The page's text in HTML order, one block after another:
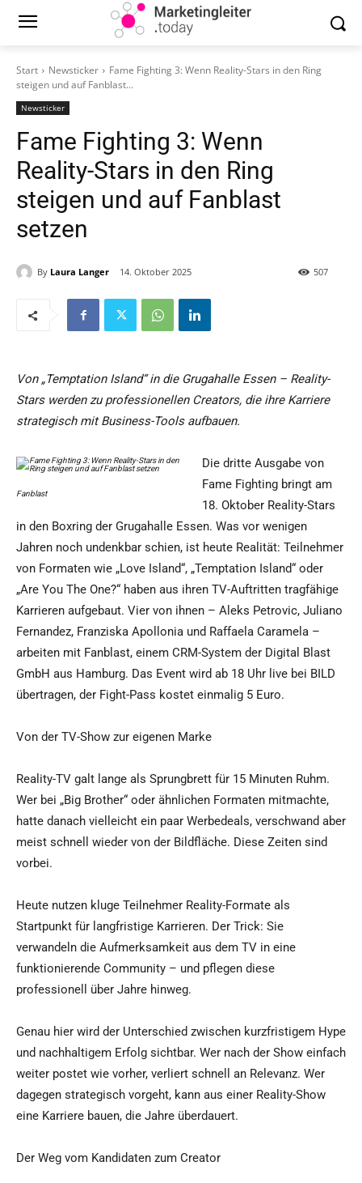
Start Newsticker
Fame Fighting 3: Wenn Reality-Stars in den Ring
steigen und auf Fanblast...
Newsticker
Fame Fighting 3: Wenn
Reality-Stars in den Ring
steigen und auf Fanblast
setzen
By Laura Langer 14. Oktober 2025 507
Von „Temptation Island“ in die Grugahalle Essen – Reality-
Stars werden zu professionellen Creators, die ihre Karriere
strategisch mit Business-Tools aufbauen.
Fanblast
Die dritte Ausgabe von
Fame Fighting bringt am
18. Oktober Reality-Stars
in den Boxring der Grugahalle Essen. Was vor wenigen
Jahren noch undenkbar schien, ist heute Realität: Teilnehmer
von Formaten wie „Love Island“, „Temptation Island“ oder
„Are You The One?“ haben aus ihren TV-Auftritten tragfähige
Karrieren aufgebaut. Vier von ihnen – Aleks Petrovic, Juliano
Fernandez, Franziska Apollonia und Raffaela Caramela –
arbeiten mit Fanblast, einem CRM-System der Digital Blast
GmbH aus Hamburg. Das Event wird ab 18 Uhr live bei BILD
übertragen, der Fight-Pass kostet einmalig 5 Euro.
Von der TV-Show zur eigenen Marke
Reality-TV galt lange als Sprungbrett für 15 Minuten Ruhm.
Wer bei „Big Brother“ oder ähnlichen Formaten mitmachte,
hatte danach vielleicht ein paar Werbedeals, verschwand aber
meist schnell wieder von der Bildfläche. Diese Zeiten sind
vorbei.
Heute nutzen kluge Teilnehmer Reality-Formate als
Startpunkt für langfristige Karrieren. Der Trick: Sie
verwandeln die Aufmerksamkeit aus dem TV in eine
funktionierende Community – und pflegen diese
professionell über Jahre hinweg.
Genau hier wird der Unterschied zwischen kurzfristigem Hype
und nachhaltigem Erfolg sichtbar. Wer nach der Show einfach
weiter postet wie vorher, verliert schnell an Relevanz. Wer
dagegen strategisch vorgeht, kann aus einer Reality-Show
eine Karriere bauen, die Jahre überdauert.
Der Weg vom Kandidaten zum Creator